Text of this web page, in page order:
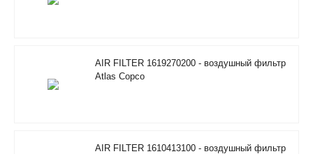
AIR FILTER 1619270200 - воздушный фильтр
Atlas Copco
AIR FILTER 1610413100 - воздушный фильтр